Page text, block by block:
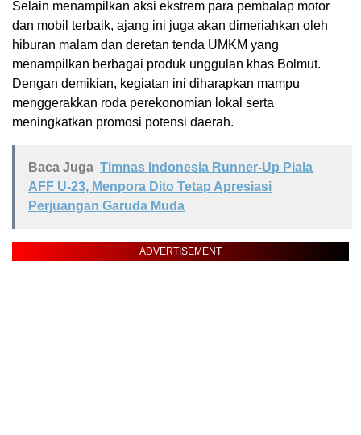
Selain menampilkan aksi ekstrem para pembalap motor
dan mobil terbaik, ajang ini juga akan dimeriahkan oleh
hiburan malam dan deretan tenda UMKM yang
menampilkan berbagai produk unggulan khas Bolmut.
Dengan demikian, kegiatan ini diharapkan mampu
menggerakkan roda perekonomian lokal serta
meningkatkan promosi potensi daerah.
Baca Juga Timnas Indonesia Runner-Up Piala
AFF U-23, Menpora Dito Tetap Apresiasi
Perjuangan Garuda Muda
ADVERTISEMENT